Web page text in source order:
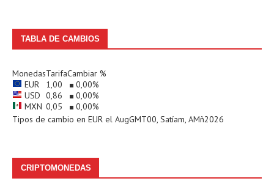
TABLA DE CAMBIOS
MonedasTarifaCambiar %
EUR
1,00 0,00%
USD 0,86 0,00%
MXN 0,05 0,00%
Tipos de cambio en EUR el AugGMT00, Satíam, AMñ2026
CRIPTOMONEDAS